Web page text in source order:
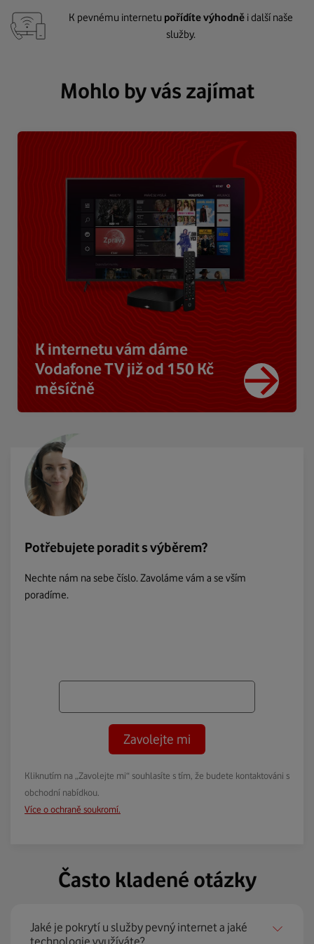
K pevnému internetu pořídíte výhodně i další naše
služby.
Mohlo by vás zajímat
K internetu vám dáme
Vodafone TV již od 150 Kč
měsíčně
Potřebujete poradit s výběrem?
Nechte nám na sebe číslo. Zavoláme vám a se vším
poradíme.
Zavolejte mi
Kliknutím na „Zavolejte mi“ souhlasíte s tím, že budete kontaktováni s
obchodní nabídkou.
Více o ochraně soukromí.
Často kladené otázky
Jaké je pokrytí u služby pevný internet a jaké
technologie využíváte?